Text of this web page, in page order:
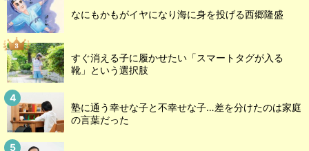
なにもかもがイヤになり海に身を投げる西郷隆盛
すぐ消える子に履かせたい「スマートタグが入る
靴」という選択肢
塾に通う幸せな子と不幸せな子…差を分けたのは家庭
の言葉だった